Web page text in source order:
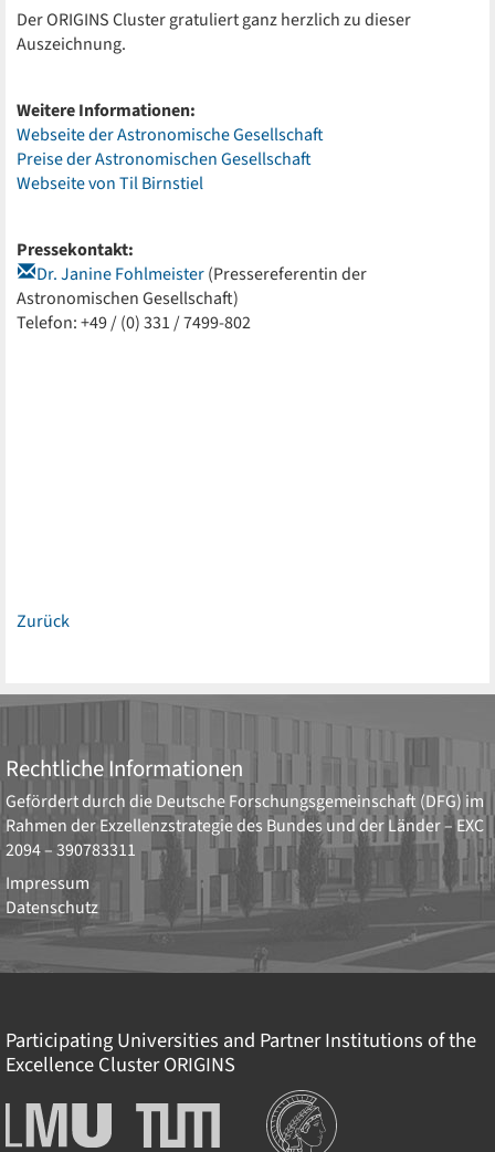
Der ORIGINS Cluster gratuliert ganz herzlich zu dieser
Auszeichnung.
Weitere Informationen:
Webseite der Astronomische Gesellschaft
Preise der Astronomischen Gesellschaft
Webseite von Til Birnstiel
Pressekontakt:
Dr. Janine Fohlmeister(Pressereferentin der
Astronomischen Gesellschaft)
Telefon: +49 / (0) 331 / 7499-802
Zurück
Rechtliche Informationen
Gefördert durch dieDeutsche Forschungsgemeinschaft (DFG) im
Rahmen der Exzellenzstrategie des Bundes und der Länder – EXC
2094 – 390783311
Impressum
Datenschutz
Participating Universities and Partner Institutions of the
Excellence ClusterORIGINS
Ludwig-
Maximilians-
Technische
Universität
Institutionen